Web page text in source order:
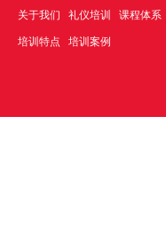
关于我们 礼仪培训 课程体系
培训特点 培训案例